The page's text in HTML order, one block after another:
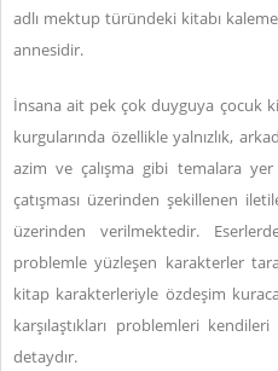
adlı mektup türündeki kitabı
annesidir.
İnsana ait pek çok duyguya çocuk
kurgularında özellikle yalnızlık,
azim ve çalışma gibi temalara
çatışması üzerinden şekillenen
üzerinden verilmektedir.
problemle yüzleşen karakterler
kitap karakterleriyle özdeşim
karşılaştıkları problemleri
detaydır.